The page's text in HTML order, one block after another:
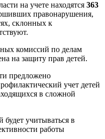
на учете находятся 363
правонарушения,
склонных к
комиссий по делам
на защиту прав детей.
предложено
учет детей
в сложной
учитываться в
работы